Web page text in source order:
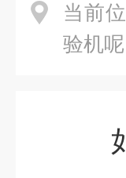
当前
验机呢